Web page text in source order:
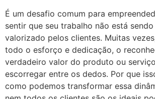
É um desafio comum para
sentir que seu trabalho não está
valorizado pelos clientes. Muitas
todo o esforço e dedicação, o
verdadeiro valor do produto ou
escorregar entre os dedos. Por que
como podemos transformar essa